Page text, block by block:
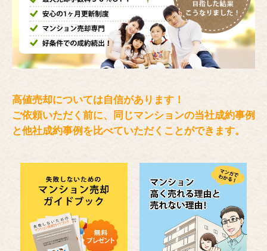
高値売却については自信があります！
ご依頼いただく前に、同じマンションの当社成約事例
と他社成約事例を比べていただくことができます。